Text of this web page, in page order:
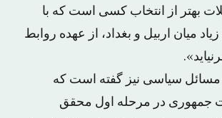
بهتر از انتخاب کسی است که با
میان اربیل و بغداد، از عهده روابط
سیاسی نیز گفته است که
جمهوری در مرحله اول محقق